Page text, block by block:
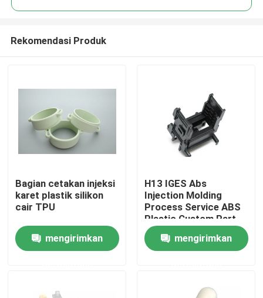
Rumah
Rekomendasi Produk
Bagian cetakan injeksi
karet plastik silikon
cair TPU
mengirimkan
H13 IGES Abs
Injection Molding
Process Service ABS
Plastic Custom Part
mengirimkan